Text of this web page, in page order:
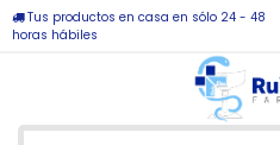
Tus productos en casa en sólo 24 - 48
horas hábiles